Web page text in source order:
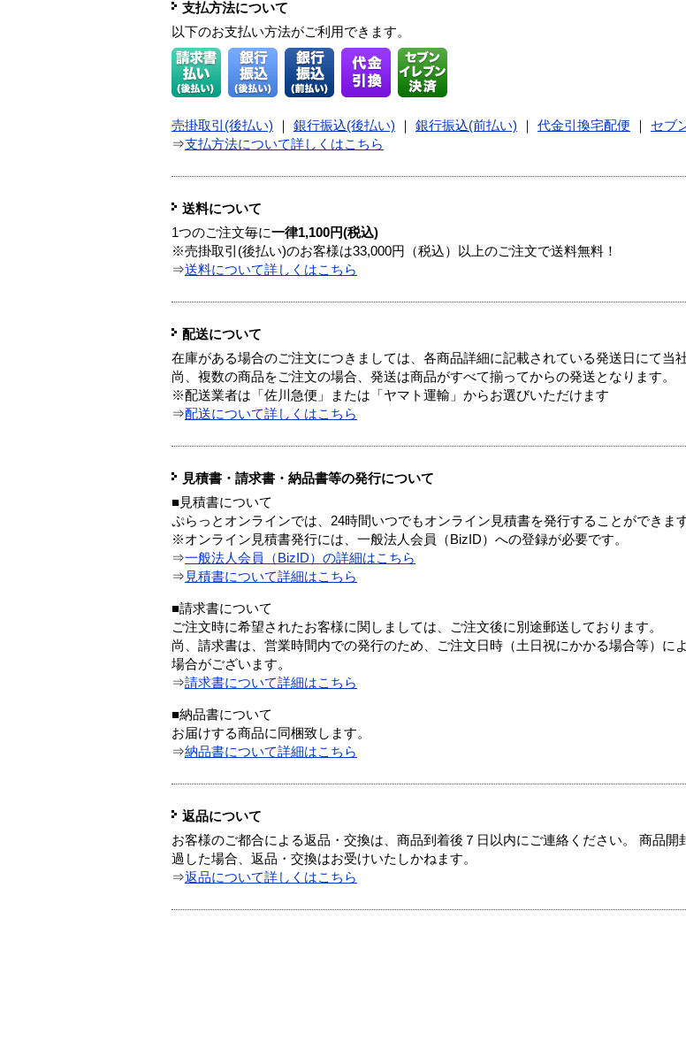
支払方法について
以下のお支払い方法がご利用できます。
売掛取引(後払い) 銀行振込(後払い) 銀行振込(前払い) 代金引換宅配便
セブ
⇒支払方法について詳しくはこちら
送料について
1つのご注文毎に一律1,100円(税込)
※売掛取引(後払い)のお客様は33,000円（税込）以上のご注文で送料無料！
⇒送料について詳しくはこちら
配送について
在庫がある場合のご注文につきましては、各商品詳細に記載されている発送日にて当
尚、複数の商品をご注文の場合、発送は商品がすべて揃ってからの発送となります。
※配送業者は「佐川急便」または「ヤマト運輸」からお選びいただけます
⇒配送について詳しくはこちら
見積書・請求書・納品書等の発行について
■見積書について
ぷらっとオンラインでは、24時間いつでもオンライン見積書を発行することができます
※オンライン見積書発行には、一般法人会員（BizID）への登録が必要です。
⇒一般法人会員（BizID）の詳細はこちら
⇒ 見積書について詳細はこちら
■請求書について
ご注文時に希望されたお客様に関しましては、ご注文後に別途郵送しております。
尚、請求書は、営業時間内での発行のため、ご注文日時（土日祝にかかる場合等）に
場合がございます。
⇒請求書について詳細はこちら
■納品書について
お届けする商品に同梱致します。
⇒納品書について詳細はこちら
返品について
お客様のご都合による返品・交換は、商品到着後７日以内にご連絡ください。 商品
過した場合、返品・交換はお受けいたしかねます。
⇒返品について詳しくはこちら